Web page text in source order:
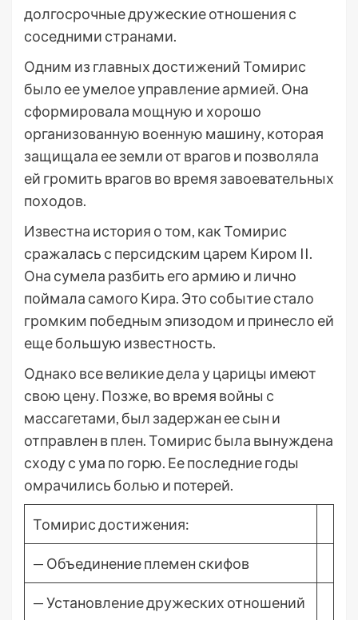
долгосрочные дружеские отношения с
соседними странами.
Одним из главных достижений Томирис
было ее умелое управление армией. Она
сформировала мощную и хорошо
организованную военную машину, которая
защищала ее земли от врагов и позволяла
ей громить врагов во время завоевательных
походов.
Известна история о том, как Томирис
сражалась с персидским царем Киром II.
Она сумела разбить его армию и лично
поймала самого Кира. Это событие стало
громким победным эпизодом и принесло ей
еще большую известность.
Однако все великие дела у царицы имеют
свою цену. Позже, во время войны с
массагетами, был задержан ее сын и
отправлен в плен. Томирис была вынуждена
сходу с ума по горю. Ее последние годы
омрачились болью и потерей.
Томирис достижения:
— Объединение племен скифов
— Установление дружеских отношений